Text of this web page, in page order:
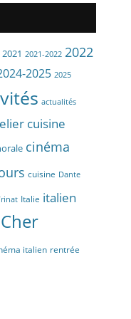
2021 2021-2022 2022
2025 2025
actualités
cuisine
cinéma
cuisine Dante
Italie italien
italien rentrée